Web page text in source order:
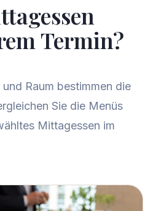
Termin?
Raum bestimmen die
Sie die Menüs
Mittagessen im